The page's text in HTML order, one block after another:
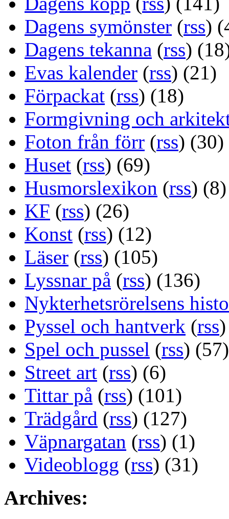
Dagens symönster (rss)
Dagens tekanna (rss)
Evas kalender (rss) (21)
Förpackat (rss) (18)
Formgivning och
Foton från förr (rss) (30)
Huset (rss) (69)
Husmorslexikon (rss) (8)
KF (rss) (26)
Konst (rss) (12)
Läser (rss) (105)
Lyssnar på (rss) (136)
Nykterhetsrörelsens
Pyssel och hantverk (rss
Spel och pussel (rss) (57)
Street art (rss) (6)
Tittar på (rss) (101)
Trädgård (rss) (127)
Väpnargatan (rss) (1)
Videoblogg (rss) (31)
Archives: